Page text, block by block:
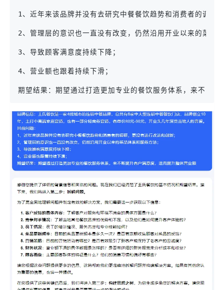
1、近年来该品牌并没有去研究中餐餐饮趋势和消费者的调研
2、管理层的意识也一直没有改变，仍然沿用开业以来的菜品
3、导致顾客满意度持续下降；
4、营业额也跟着持续下滑；
期望结果：期望通过打造更加专业的餐饮服务体系，来不断